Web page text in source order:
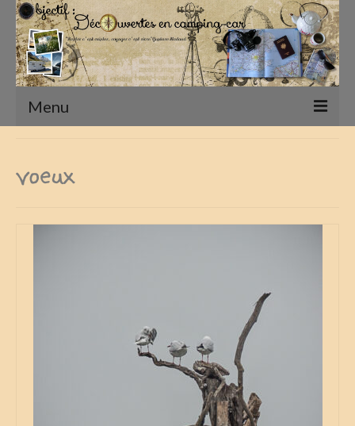
Menu
Présentation
nos sorties classées par région
voeux